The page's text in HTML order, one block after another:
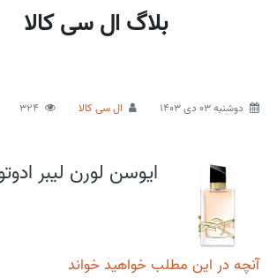
بلاگ ال سی کالا
دوشنبه 03 دی 1403 ال سی کالا 324
ایوسن لورن لیبر
آنچه در این مطلب خواهید خواند